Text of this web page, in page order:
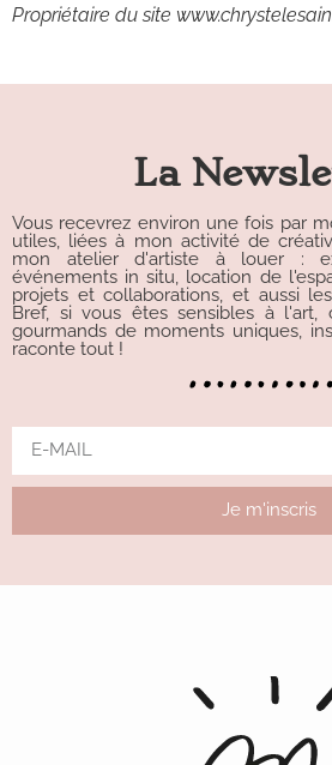
Propriétaire du site
La
Vous recevrez environ une fois par
utiles, liées à mon activité de
mon atelier d'artiste à louer :
événements in situ, location de
projets et collaborations, et aussi
Bref, si vous êtes sensibles à l'art,
gourmands de moments uniques,
raconte tout !
Je m'inscris